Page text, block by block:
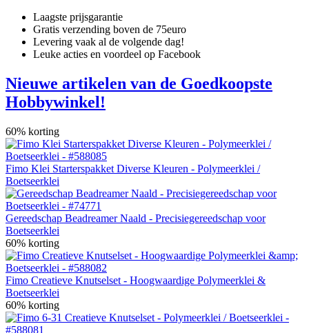
Laagste prijsgarantie
Gratis verzending boven de 75euro
Levering vaak al de volgende dag!
Leuke acties en voordeel op Facebook
Nieuwe artikelen van de Goedkoopste
Hobbywinkel!
60% korting
Fimo Klei Starterspakket Diverse Kleuren - Polymeerklei /
Boetseerklei
Gereedschap Beadreamer Naald - Precisiegereedschap voor
Boetseerklei
60% korting
Fimo Creatieve Knutselset - Hoogwaardige Polymeerklei &
Boetseerklei
60% korting